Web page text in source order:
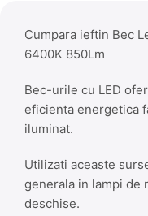
Cumpara ieftin Bec
6400K 850Lm
Bec-urile cu LED
eficienta energetica
iluminat.
Utilizati aceaste
generala in lampi de
deschise.